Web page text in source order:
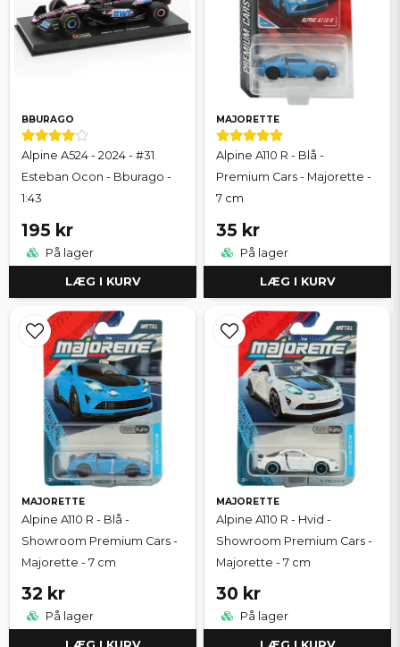
BBURAGO
Alpine A524 - 2024 - #31
Esteban Ocon - Bburago -
1:43
195 kr
På lager
LÆG I KURV
MAJORETTE
Alpine A110 R - Blå -
Premium Cars - Majorette -
7 cm
35 kr
På lager
LÆG I KURV
MAJORETTE
Alpine A110 R - Blå -
Showroom Premium Cars -
Majorette - 7 cm
32 kr
På lager
MAJORETTE
Alpine A110 R - Hvid -
Showroom Premium Cars -
Majorette - 7 cm
30 kr
På lager